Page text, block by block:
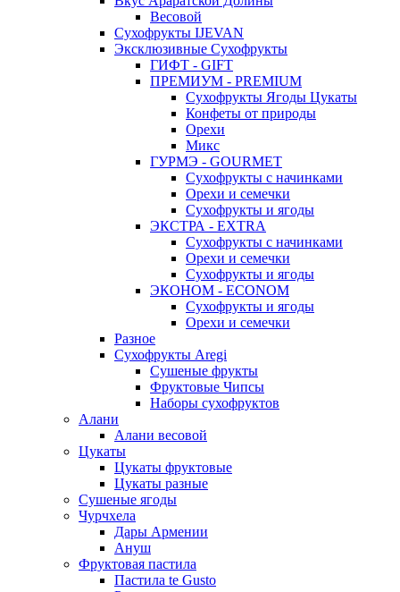
Весовой
Сухофрукты IJEVAN
Эксклюзивные Сухофрукты
ГИФТ - GIFT
ПРЕМИУМ - PREMIUM
Сухофрукты Ягоды Цукаты
Конфеты от природы
Орехи
Микс
ГУРМЭ - GOURMET
Сухофрукты с начинками
Орехи и семечки
Сухофрукты и ягоды
ЭКСТРА - EXTRA
Сухофрукты с начинками
Орехи и семечки
Сухофрукты и ягоды
ЭКОНОМ - ECONOM
Сухофрукты и ягоды
Орехи и семечки
Разное
Сухофрукты Aregi
Сушеные фрукты
Фруктовые Чипсы
Наборы сухофруктов
Алани
Алани весовой
Цукаты
Цукаты фруктовые
Цукаты разные
Сушеные ягоды
Чурчхела
Дары Армении
Ануш
Фруктовая пастила
Пастила te Gusto